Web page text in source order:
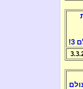
3!